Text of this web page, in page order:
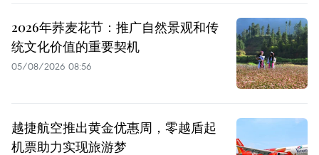
2026年荞麦花节：推广自然景观和传
统文化价值的重要契机
05/08/2026 08:56
越捷航空推出黄金优惠周，零越盾起
机票助力实现旅游梦